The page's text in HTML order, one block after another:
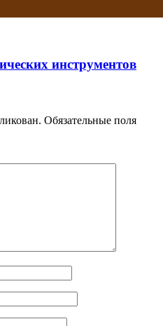
инструментов
Обязательные поля